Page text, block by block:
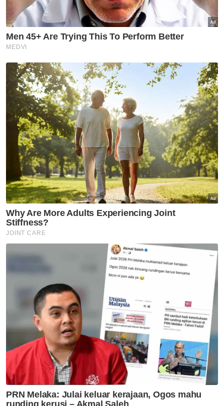
Muat turun aplikasi Sinar Harian.Klik di sini!
Harap bantu kajian selidik kami dan
dapatkan baucar tunai.
Kurang daripada 18 tahun 18 - 24 tahun
25 - 34 tahun 35 - 44 tahun
45 - 54 tahun 55 - 64 tahun
65 tahun dan ke atas
Masuk | Daftar VPoints:
Jerami Icon
Burung Hantu
Artikel Disyorkan
Utara
Kedah sedia bangunkan
penempatan baharu di Bukit
Malut
Utara